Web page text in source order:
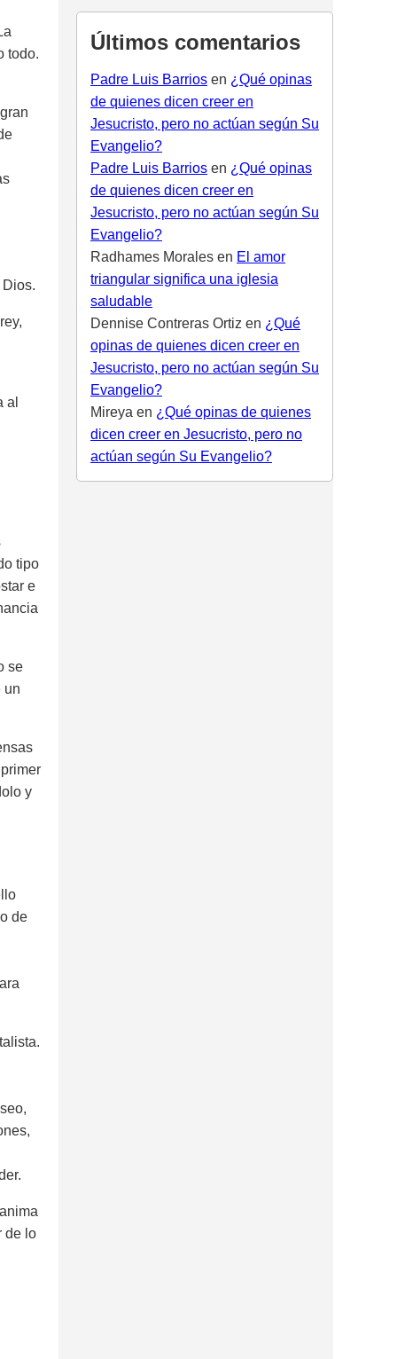
todo.
al
tipo
e
se
un
y
de
de lo
Últimos comentarios
Padre Luis Barrios en ¿Qué opinas
de quienes dicen creer en
Jesucristo, pero no actúan según Su
Evangelio?
Padre Luis Barrios en ¿Qué opinas
de quienes dicen creer en
Jesucristo, pero no actúan según Su
Evangelio?
Radhames Morales en El amor
triangular significa una iglesia
saludable
Dennise Contreras Ortiz en ¿Qué
opinas de quienes dicen creer en
Jesucristo, pero no actúan según Su
Evangelio?
Mireya en ¿Qué opinas de quienes
dicen creer en Jesucristo, pero no
actúan según Su Evangelio?